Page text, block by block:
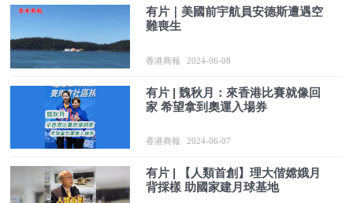
有片｜美國前宇航員安德斯遭遇空
難喪生
香港商報 2024-06-08
有片 | 魏秋月：來香港比賽就像回
家 希望拿到奧運入場券
香港商報 2024-06-07
有片 | 【人類首創】理大偕嫦娥月
背採樣 助國家建月球基地